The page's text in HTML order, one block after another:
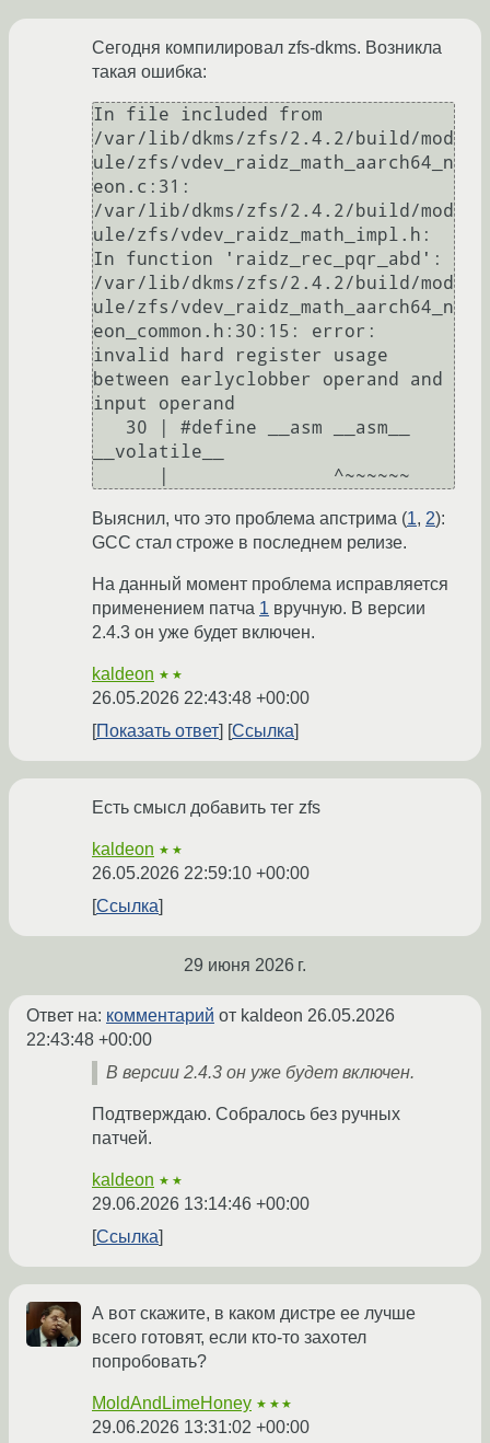
Сегодня компилировал zfs-dkms. Возникла
такая ошибка:
In file included from
/var/lib/dkms/zfs/2.4.2/build/mod
ule/zfs/vdev_raidz_math_aarch64_n
eon.c:31:
/var/lib/dkms/zfs/2.4.2/build/mod
ule/zfs/vdev_raidz_math_impl.h:
In function 'raidz_rec_pqr_abd':
/var/lib/dkms/zfs/2.4.2/build/mod
ule/zfs/vdev_raidz_math_aarch64_n
eon_common.h:30:15: error:
invalid hard register usage
between earlyclobber operand and
input operand
__volatile__
Выяснил, что это проблема апстрима (1, 2):
GCC стал строже в последнем релизе.
На данный момент проблема исправляется
применением патча 1 вручную. В версии
2.4.3 он уже будет включен.
kaldeon ★★
26.05.2026 22:43:48 +00:00
Показать ответ
Ссылка
Есть смысл добавить тег zfs
kaldeon ★★
26.05.2026 22:59:10 +00:00
Ссылка
29 июня 2026 г.
Ответ на: комментарий от kaldeon 26.05.2026
22:43:48 +00:00
В версии 2.4.3 он уже будет включен.
Подтверждаю. Собралось без ручных
патчей.
kaldeon ★★
29.06.2026 13:14:46 +00:00
Ссылка
А вот скажите, в каком дистре ее лучше
всего готовят, если кто-то захотел
попробовать?
MoldAndLimeHoney ★★★
29.06.2026 13:31:02 +00:00